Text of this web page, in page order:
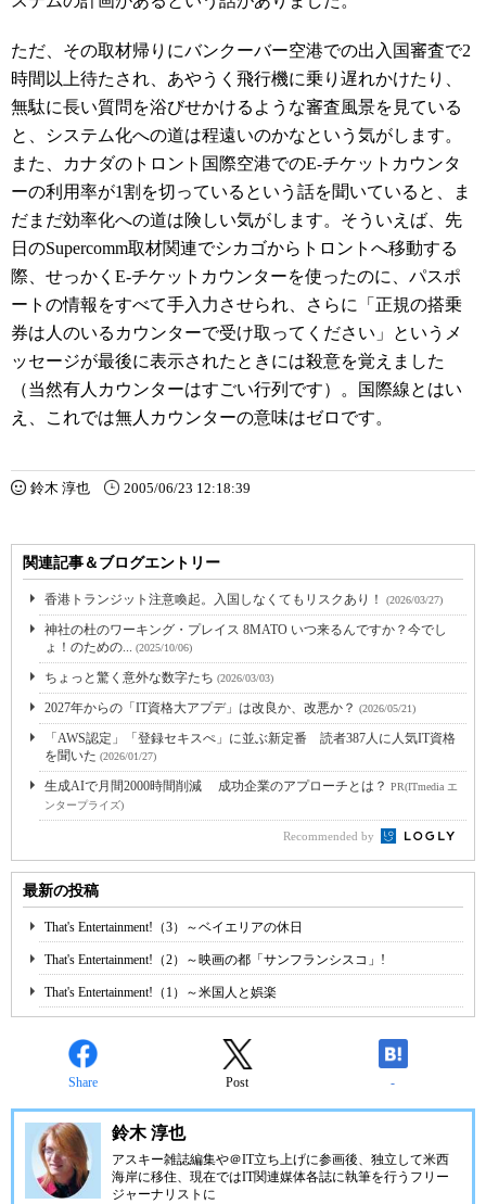
ただ、その取材帰りにバンクーバー空港での出入国審査で2
時間以上待たされ、あやうく飛行機に乗り遅れかけたり、
無駄に長い質問を浴びせかけるような審査風景を見ている
と、システム化への道は程遠いのかなという気がします。
また、カナダのトロント国際空港でのE-チケットカウンタ
ーの利用率が1割を切っているという話を聞いていると、ま
だまだ効率化への道は険しい気がします。そういえば、先
日のSupercomm取材関連でシカゴからトロントへ移動する
際、せっかくE-チケットカウンターを使ったのに、パスポ
ートの情報をすべて手入力させられ、さらに「正規の搭乗
券は人のいるカウンターで受け取ってください」というメ
ッセージが最後に表示されたときには殺意を覚えました
（当然有人カウンターはすごい行列です）。国際線とはい
え、これでは無人カウンターの意味はゼロです。
鈴木 淳也 2005/06/23 12:18:39
関連記事＆ブログエントリー
香港トランジット注意喚起。入国しなくてもリスクあり！ (2026/03/27)
神社の杜のワーキング・プレイス 8MATO いつ来るんですか？今でし
ょ！のための... (2025/10/06)
ちょっと驚く意外な数字たち (2026/03/03)
2027年からの「IT資格大アプデ」は改良か、改悪か？ (2026/05/21)
「AWS認定」「登録セキスぺ」に並ぶ新定番 読者387人に人気IT資格
を聞いた (2026/01/27)
生成AIで月間2000時間削減 成功企業のアプローチとは？ PR(ITmedia エ
ンタープライズ)
Recommended by
最新の投稿
That's Entertainment!（3）～ベイエリアの休日
That's Entertainment!（2）～映画の都「サンフランシスコ」!
That's Entertainment!（1）～米国人と娯楽
Share Post -
鈴木 淳也
アスキー雑誌編集や＠IT立ち上げに参画後、独立して米西
海岸に移住、現在ではIT関連媒体各誌に執筆を行うフリー
ジャーナリストに